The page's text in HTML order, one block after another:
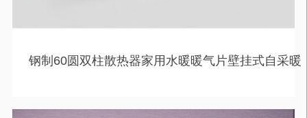
钢制60圆双柱散热器家用水暖暖气片壁挂式自采暖